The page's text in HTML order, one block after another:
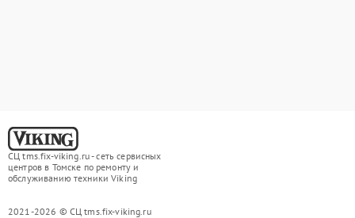
СЦ tms.fix-viking.ru - сеть сервисных
центров в Томске по ремонту и
обслуживанию техники Viking
2021-2026 © СЦ tms.fix-viking.ru